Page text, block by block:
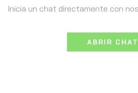
Inicia un chat directamente con
ABRIR CHAT